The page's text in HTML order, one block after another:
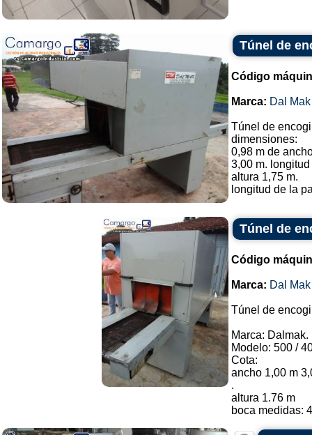
Túnel de
Código
Marca: Dal Mak
Túnel de
dimensiones:
0,98 m de
3,00 m. longitud
altura 1,75 m.
longitud de la
Túnel de
Código
Marca: Dal Mak
Túnel de
Marca: Dalmak.
Modelo: 500 /
Cota:
ancho 1,00 m
.
altura 1.76 m
boca medidas: